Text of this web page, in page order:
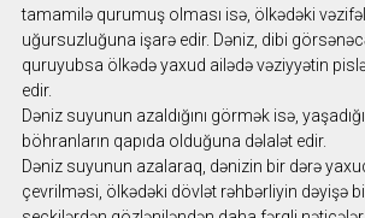
tamamilə qurumuş olması isə, ölkədəki
uğursuzluğuna işarə edir. Dəniz, dibi
quruyubsa ölkədə yaxud ailədə vəziyyətin
edir.
Dəniz suyunun azaldığını görmək isə,
böhranların qapıda olduğuna dəlalət edir.
Dəniz suyunun azalaraq, dənizin bir dərə
çevrilməsi, ölkədəki dövlət rəhbərliyin dəyişə